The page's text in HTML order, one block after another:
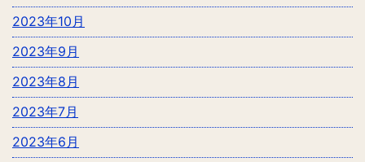
2023年10月
2023年9月
2023年8月
2023年7月
2023年6月